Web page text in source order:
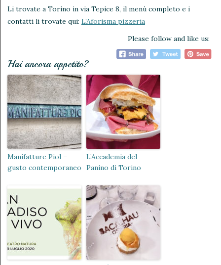
Li trovate a Torino in via Tepice 8, il menù completo e i
contatti li trovate qui: L’Aforisma pizzeria
Please follow and like us:
Hai ancora appetito?
Manifatture Piol –
gusto contemporaneo
L’Accademia del
Panino di Torino